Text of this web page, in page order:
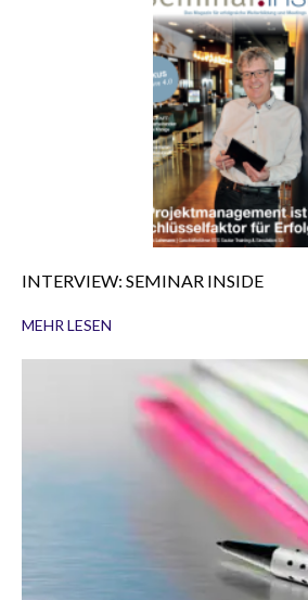
INTERVIEW: SEMINAR INSIDE
MEHR LESEN